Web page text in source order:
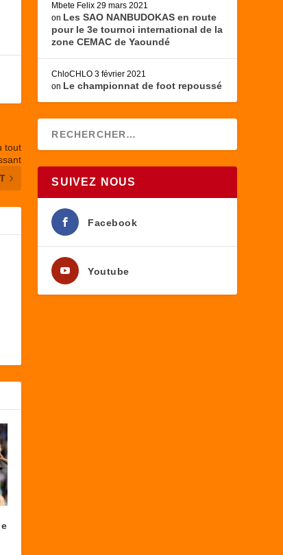
tout
Mbete Felix 29 mars 2021
on Les SAO NANBUDOKAS en route
pour le 3e tournoi international de la
zone CEMAC de Yaoundé
ChloCHLO 3 février 2021
on Le championnat de foot repoussé
SUIVEZ NOUS
Facebook
Youtube